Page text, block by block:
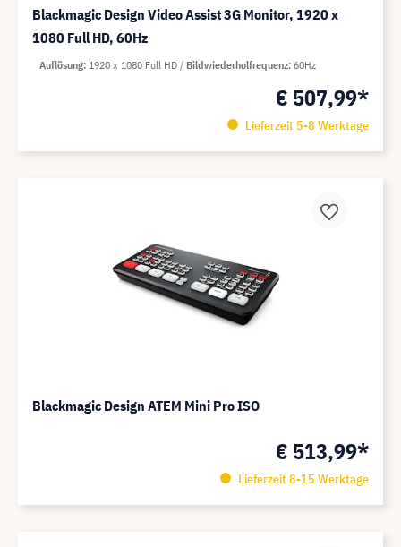
Blackmagic Design Video Assist 3G Monitor, 1920 x
1080 Full HD, 60Hz
€ 507,99*
Lieferzeit 5-8 Werktage
Auflösung 1920 x 1080 Full HD Bildwiederholfrequenz 60Hz
Blackmagic Design ATEM Mini Pro ISO
€ 513,99*
Lieferzeit 8-15 Werktage